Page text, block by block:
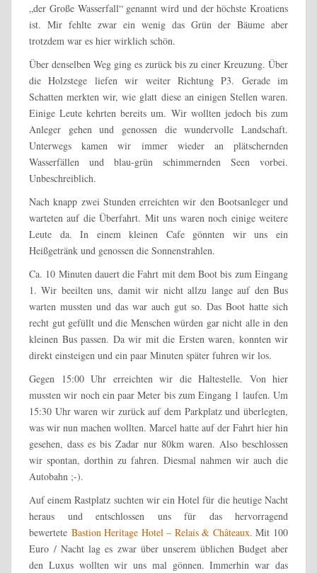
„der Große Wasserfall“ genannt wird und der höchste Kroatiens
ist. Mir fehlte zwar ein wenig das Grün der Bäume aber
trotzdem war es hier wirklich schön.
Über denselben Weg ging es zurück bis zu einer Kreuzung. Über
die Holzstege liefen wir weiter Richtung P3. Gerade im
Schatten merkten wir, wie glatt diese an einigen Stellen waren.
Einige Leute kehrten bereits um. Wir wollten jedoch bis zum
Anleger gehen und genossen die wundervolle Landschaft.
Unterwegs kamen wir immer wieder an plätschernden
Wasserfällen und blau-grün schimmernden Seen vorbei.
Unbeschreiblich.
Nach knapp zwei Stunden erreichten wir den Bootsanleger und
warteten auf die Überfahrt. Mit uns waren noch einige weitere
Leute da. In einem kleinen Cafe gönnten wir uns ein
Heißgetränk und genossen die Sonnenstrahlen.
Ca. 10 Minuten dauert die Fahrt mit dem Boot bis zum Eingang
1. Wir beeilten uns, damit wir nicht allzu lange auf den Bus
warten mussten und das war auch gut so. Das Boot hatte sich
recht gut gefüllt und die Menschen würden gar nicht alle in den
kleinen Bus passen. Da wir mit die Ersten waren, konnten wir
direkt einsteigen und ein paar Minuten später fuhren wir los.
Gegen 15:00 Uhr erreichten wir die Haltestelle. Von hier
mussten wir noch ein paar Meter bis zum Eingang 1 laufen. Um
15:30 Uhr waren wir zurück auf dem Parkplatz und überlegten,
was wir nun machen wollten. Marcel hatte auf der Fahrt hier hin
gesehen, dass es bis Zadar nur 80km waren. Also beschlossen
wir spontan, dorthin zu fahren. Diesmal nahmen wir auch die
Autobahn ;-).
Auf einem Rastplatz suchten wir ein Hotel für die heutige Nacht
heraus und entschlossen uns für das hervorragend
bewertete Bastion Heritage Hotel – Relais & Châteaux. Mit 100
Euro / Nacht lag es zwar über unserem üblichen Budget aber
den Luxus wollten wir uns mal gönnen. Immerhin war das